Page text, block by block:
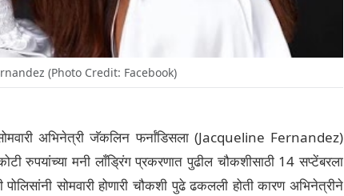
(Photo Credit: Facebook)
अभिनेत्री जॅकलिन फर्नांडिसला (Jacqueline Fernandez)
मनी लाँड्रिंग प्रकरणात पुढील चौकशीसाठी 14 सप्टेंबरला
सोमवारी होणारी चौकशी पुढे ढकलली होती कारण अभिनेत्रीने